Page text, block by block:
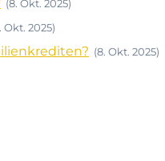
(8. Okt. 2025)
Okt. 2025)
(8. Okt. 2025)